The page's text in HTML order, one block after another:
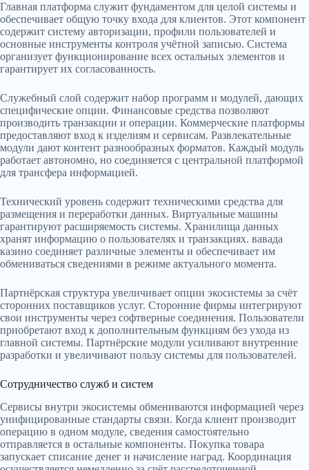
Главная платформа служит фундаментом для целой системы и
обеспечивает общую точку входа для клиентов. Этот компонент
содержит систему авторизации, профили пользователей и
основные инструменты контроля учётной записью. Система
организует функционирование всех остальных элементов и
гарантирует их согласованность.
Служебный слой содержит набор программ и модулей, дающих
специфические опции. Финансовые средства позволяют
производить транзакции и операции. Коммерческие платформы
предоставляют вход к изделиям и сервисам. Развлекательные
модули дают контент разнообразных форматов. Каждый модуль
работает автономно, но соединяется с центральной платформой
для трансфера информацией.
Технический уровень содержит техническими средства для
размещения и переработки данных. Виртуальные машины
гарантируют расширяемость системы. Хранилища данных
хранят информацию о пользователях и транзакциях. вавада
казино соединяет различные элементы и обеспечивает им
обмениваться сведениями в режиме актуального момента.
Партнёрская структура увеличивает опции экосистемы за счёт
сторонних поставщиков услуг. Сторонние фирмы интегрируют
свои инструменты через софтверные соединения. Пользователи
приобретают вход к дополнительным функциям без ухода из
главной системы. Партнёрские модули усиливают внутренние
разработки и увеличивают пользу системы для пользователей.
Сотрудничество служб и систем
Сервисы внутри экосистемы обмениваются информацией через
унифицированные стандарты связи. Когда клиент производит
операцию в одном модуле, сведения самостоятельно
отправляется в остальные компоненты. Покупка товара
запускает списание денег и начисление наград. Координация